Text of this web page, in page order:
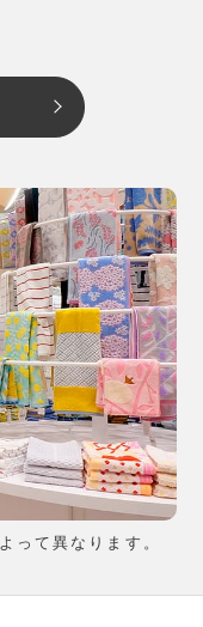
って異なります。